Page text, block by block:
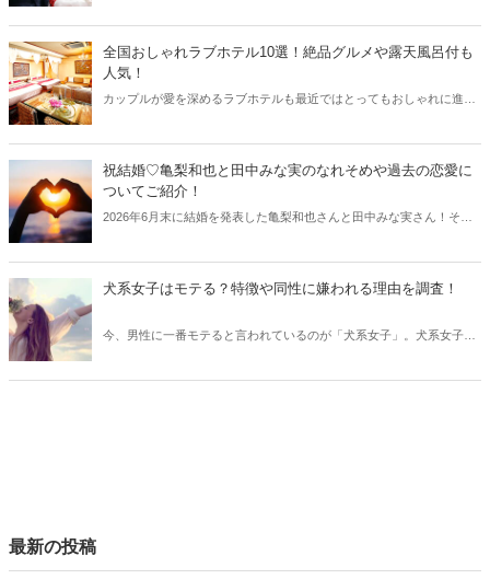
全国おしゃれラブホテル10選！絶品グルメや露天風呂付も
人気！
カップルが愛を深めるラブホテルも最近ではとってもおしゃれに進化
祝結婚♡亀梨和也と田中みな実のなれそめや過去の恋愛に
ついてご紹介！
2026年6月末に結婚を発表した亀梨和也さんと田中みな実さん！そこ
犬系女子はモテる？特徴や同性に嫌われる理由を調査！
今、男性に一番モテると言われているのが「犬系女子」。犬系女子と
最新の投稿